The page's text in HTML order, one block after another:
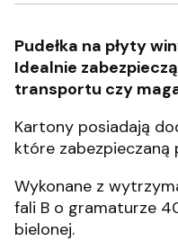
Pudełka na płyty
Idealnie
transportu czy
Kartony posiadają
które zabezpieczaną
Wykonane z
fali B o gramaturze
bielonej.